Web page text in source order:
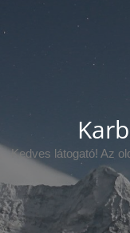
Kedves látogató! Az